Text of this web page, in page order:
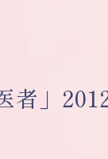
者」